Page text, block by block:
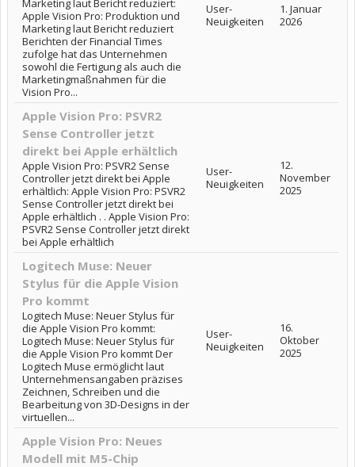
Marketing laut Bericht reduziert:
Apple Vision Pro: Produktion und
Marketing laut Bericht reduziert
Berichten der Financial Times
zufolge hat das Unternehmen
sowohl die Fertigung als auch die
Marketingmaßnahmen für die
Vision Pro...
User-
Neuigkeiten
1. Januar
2026
Apple Vision Pro: PSVR2
Sense Controller jetzt
direkt bei Apple erhältlich
Apple Vision Pro: PSVR2 Sense
Controller jetzt direkt bei Apple
erhältlich: Apple Vision Pro: PSVR2
Sense Controller jetzt direkt bei
Apple erhältlich . . Apple Vision Pro:
PSVR2 Sense Controller jetzt direkt
bei Apple erhältlich
User-
Neuigkeiten
12.
November
2025
Logitech Muse: Neuer
Stylus für die Apple Vision
Pro kommt
Logitech Muse: Neuer Stylus für
die Apple Vision Pro kommt:
Logitech Muse: Neuer Stylus für
die Apple Vision Pro kommt Der
Logitech Muse ermöglicht laut
Unternehmensangaben präzises
Zeichnen, Schreiben und die
Bearbeitung von 3D-Designs in der
virtuellen...
User-
Neuigkeiten
16.
Oktober
2025
Apple Vision Pro: Neues
Modell mit M5-Chip